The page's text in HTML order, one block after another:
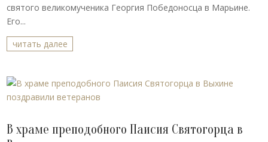
святого великомученика Георгия Победоносца в Марьине.
Его...
читать далее
В храме преподобного Паисия Святогорца в